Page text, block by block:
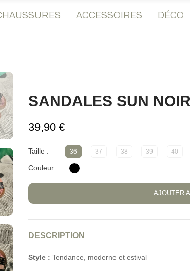
ACCESSOIRES DÉCO
SANDALES SUN
39,90 €
Taille 36 37 38 39 40
Couleur
AJOUTER
DESCRIPTION
Style : Tendance, moderne et estival